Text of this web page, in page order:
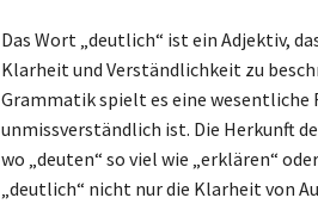
Das Wort „deutlich“ ist ein Adjektiv,
Klarheit und Verständlichkeit zu
Grammatik spielt es eine wesentliche
unmissverständlich ist. Die Herkunft
wo „deuten“ so viel wie „erklären“
„deutlich“ nicht nur die Klarheit von